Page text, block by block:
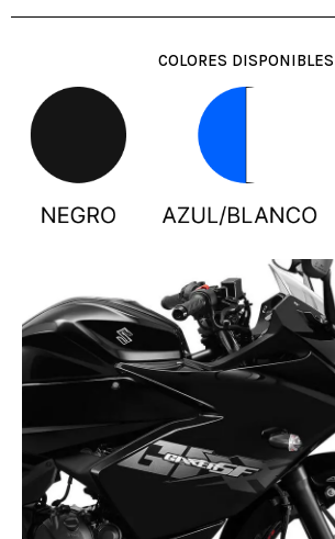
COLORES DISPONIBLES
DISEÑO SÚPER
El diseño futurista de los faros
impresión fuerte y agresiva. El
diseño delgado de la unidad del
complementan el aspecto deportivo
ayudan a facilitar el manejo y ofrecen
largo y amplio desde su faro LED
brillante.